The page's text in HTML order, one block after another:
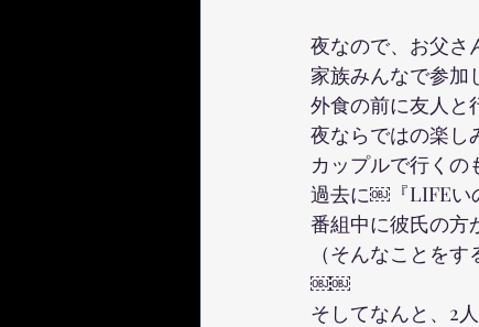
夜なので、お父さ
家族みんなで参加
外食の前に友人と
夜ならではの楽し
カップルで行くの
過去に￼『LIFEい
番組中に彼氏の方
（そんなことを
￼￼
そしてなんと、2